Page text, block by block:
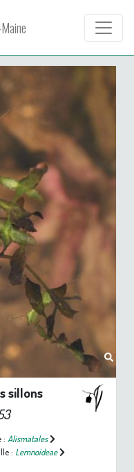
sillons
: Alismatales
: Lemnoideae